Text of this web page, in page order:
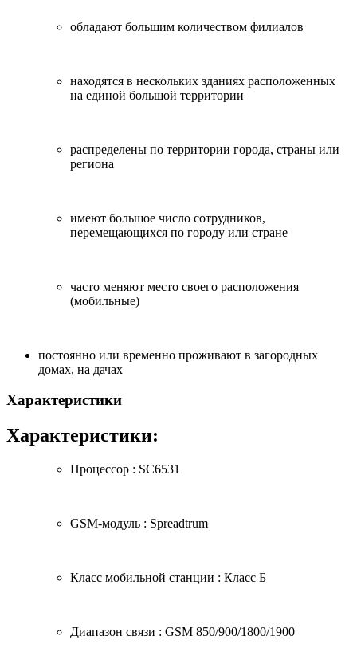
обладают большим количеством филиалов
находятся в нескольких зданиях расположенных
на единой большой территории
распределены по территории города, страны или
региона
имеют большое число сотрудников,
перемещающихся по городу или стране
часто меняют место своего расположения
(мобильные)
постоянно или временно проживают в загородных
домах, на дачах
Характеристики
Характеристики:
Процессор : SC6531
GSM-модуль : Spreadtrum
Класс мобильной станции : Класс Б
Диапазон связи : GSM 850/900/1800/1900